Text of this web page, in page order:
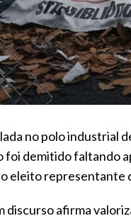
no polo industrial
demitido faltando
eleito representante
discurso afirma